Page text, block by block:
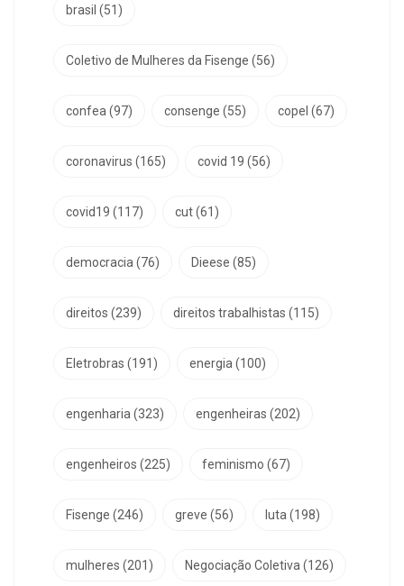
brasil (51)
Coletivo de Mulheres da Fisenge (56)
confea (97) consenge (55) copel (67)
coronavirus (165) covid 19 (56)
covid19 (117) cut(61)
democracia (76) Dieese (85)
direitos (239) direitos trabalhistas (115)
Eletrobras (191) energia (100)
engenharia (323) engenheiras (202)
engenheiros (225) feminismo (67)
Fisenge (246) greve (56) luta (198)
mulheres (201) Negociação Coletiva (126)